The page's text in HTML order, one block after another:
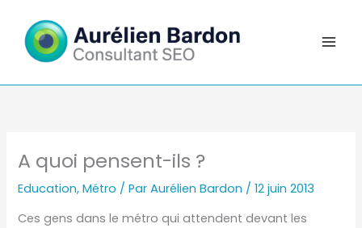
contenu
A quoi pensent-ils ?
Education,Métro / ParAurélien Bardon /12 juin 2013
Ces gens dans le métro qui attendent devant les